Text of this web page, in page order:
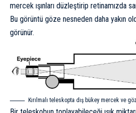
mercek ışınları düzleştirip retinamızda
Bu görüntü göze nesneden daha yakın
görünür.
Kırılmalı teleskopta dış bükey mercek ve